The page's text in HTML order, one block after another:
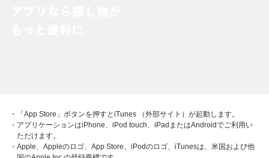
・「App Store」ボタンを押すとiTunes （外部サイト）が起動します。
・アプリケーションはiPhone、iPod touch、iPadまたはAndroidでご利用い
ただけます。
・Apple、Appleのロゴ、App Store、iPodのロゴ、iTunesは、米国および他